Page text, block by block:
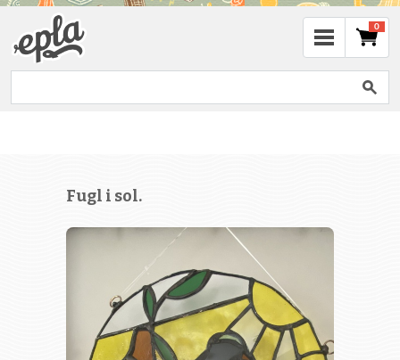
0
Fugl i sol.